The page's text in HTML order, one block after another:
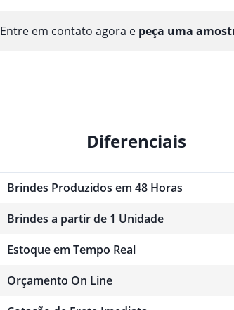
Entre em contato agora e peça uma
Diferenciais
Brindes Produzidos em 48 Horas
Brindes a partir de 1 Unidade
Estoque em Tempo Real
Orçamento On Line